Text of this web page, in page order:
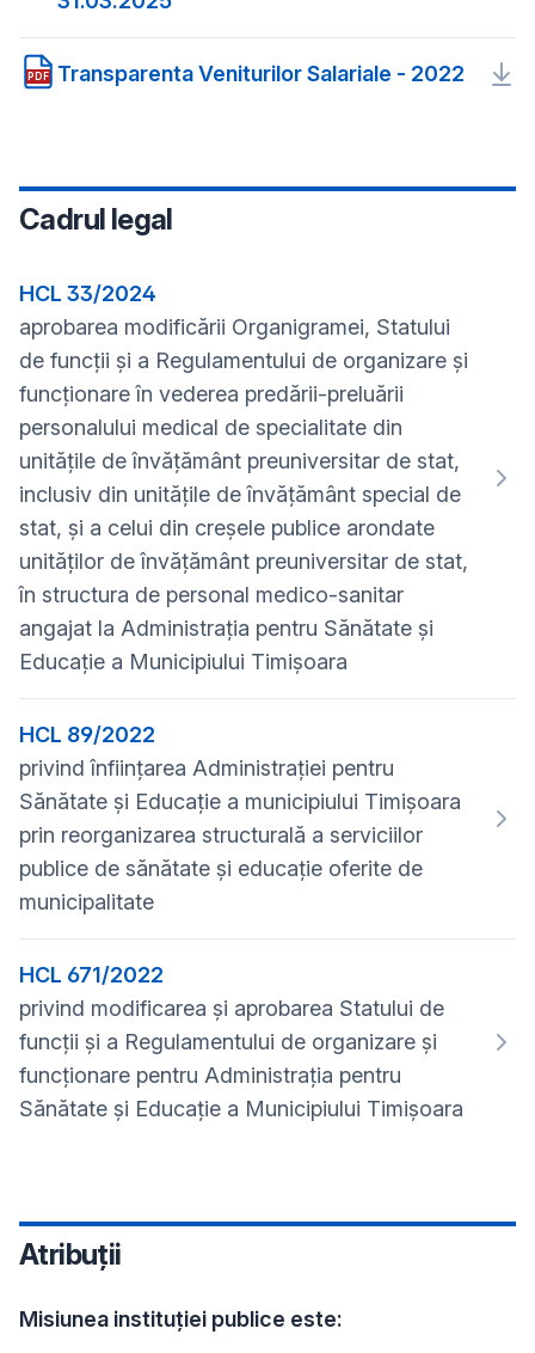
PDF Transparenta Veniturilor Salariale - 2022
Cadrul legal
HCL 33/2024
aprobarea modificării Organigramei, Statului
de funcții și a Regulamentului de organizare și
funcționare în vederea predării-preluării
personalului medical de specialitate din
unităţile de învăţământ preuniversitar de stat,
inclusiv din unităţile de învăţământ special de
stat, şi a celui din creşele publice arondate
unităţilor de învăţământ preuniversitar de stat,
în structura de personal medico-sanitar
angajat la Administrația pentru Sănătate şi
Educație a Municipiului Timișoara
HCL 89/2022
privind înființarea Administrației pentru
Sănătate și Educație a municipiului Timișoara
prin reorganizarea structurală a serviciilor
publice de sănătate și educație oferite de
municipalitate
HCL 671/2022
privind modificarea și aprobarea Statului de
funcții și a Regulamentului de organizare și
funcționare pentru Administrația pentru
Sănătate și Educație a Municipiului Timișoara
Atribuții
Misiunea instituției publice este: